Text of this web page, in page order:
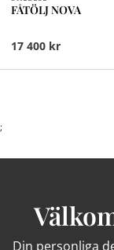
FÅTÖLJ NOVA
17 400 kr
;
Din personliga